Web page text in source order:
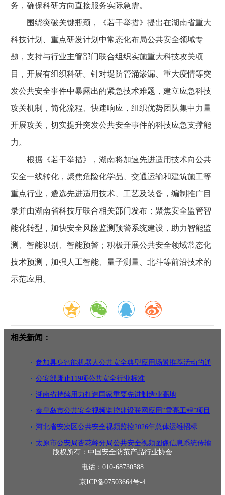
务，确保科研方向直接服务实际急需。
围绕突破关键瓶颈，《若干举措》提出在湖南省重大
科技计划、重点研发计划中常态化布局公共安全领域专
题，支持与行业主管部门联合组织实施重大科技攻关项
目，开展有组织科研。针对堤防管涌渗漏、重大疫情等突
发公共安全事件中暴露出的紧急技术难题，建立应急科技
攻关机制，简化流程、快速响应，组织优势团队集中力量
开展攻关，切实提升突发公共安全事件的科技应急支撑能
力。
根据《若干举措》，湖南将加速先进适用技术向公共
安全一线转化，聚焦危险化学品、交通运输和建筑施工等
重点行业，遴选先进适用技术、工艺及装备，编制推广目
录并由湖南省科技厅联合相关部门发布；聚焦安全监管智
能化转型，加快安全风险监测预警系统建设，助力智能监
测、智能识别、智能预警；积极开展公共安全领域常态化
技术预测，加强人工智能、量子测量、北斗等前沿技术的
示范应用。
相关新闻：
参加具身智能机器人公共安全典型应用场景推荐活动的通
知
公安部废止119项公共安全行业标准
湖南省持续用力打造国家重要先进制造业高地
秦皇岛市公共安全视频监控建设联网应用“雪亮工程”项目
运营服务
河北省安次区公共安全视频监控2026年总体运维招标
太原市公安局杏花岭分局公共安全视频图像信息系统传输
版权所有：中国安全防范产品行业协会
电话：010-68730588
京ICP备07503664号-4